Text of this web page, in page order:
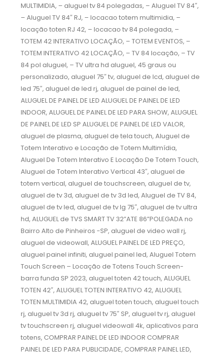
MULTIMIDIA, – aluguel tv 84 polegadas, – Aluguel TV 84″,
– Aluguel TV 84″ RJ, – locacao totem multimidia, –
locação toten RJ 42, – locacao tv 84 polegada, –
TOTEM 42 INTERATIVO LOCAÇÃO, – TOTEM EVENTOS, –
TOTEM INTERATIVO 42 LOCAÇÃO, – TV 84 locação, – TV
84 pol aluguel, – TV ultra hd aluguel, 45 graus ou
personalizado, aluguel 75″ tv, aluguel de lcd, aluguel de
led 75″, aluguel de led rj, aluguel de painel de led,
ALUGUEL DE PAINEL DE LED ALUGUEL DE PAINEL DE LED
INDOOR, ALUGUEL DE PAINEL DE LED PARA SHOW, ALUGUEL
DE PAINEL DE LED SP ALUGUEL DE PAINEL DE LED VALOR,
aluguel de plasma, aluguel de tela touch, Aluguel de
Totem Interativo e Locação de Totem Multimídia,
Aluguel De Totem Interativo E Locação De Totem Touch,
Aluguel de Totem Interativo Vertical 43″, aluguel de
totem vertical, aluguel de touchscreen, aluguel de tv,
aluguel de tv 3d, aluguel de tv 3d led, Aluguel de TV 84,
aluguel de tv led, aluguel de tv lg 75″, aluguel de tv ultra
hd, ALUGUEL de TVS SMART TV 32”ATE 86”POLEGADA no
Bairro‎ Alto de Pinheiros‎ -SP, aluguel de video wall rj,
aluguel de videowall, ALUGUEL PAINEL DE LED PREÇO,
aluguel painel infiniti, aluguel painel led, Aluguel Totem
Touch Screen – Locação de Totens Touch Screen-
barra funda SP 2023, aluguel toten 42 touch, ALUGUEL
TOTEN 42″, ALUGUEL TOTEN INTERATIVO 42, ALUGUEL
TOTEN MULTIMIDIA 42, aluguel toten touch, aluguel touch
rj, aluguel tv 3d rj, aluguel tv 75″ SP, aluguel tv rj, aluguel
tv touchscreen rj, aluguel videowall 4k, aplicativos para
totens, COMPRAR PAINEL DE LED INDOOR COMPRAR
PAINEL DE LED PARA PUBLICIDADE, COMPRAR PAINEL LED,